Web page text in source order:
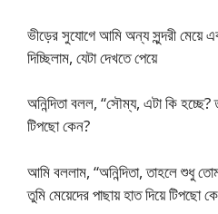
ভীড়ের সুযোগে আমি অন্য সুন্দরী মেয়ে
দিচ্ছিলাম, যেটা দেখতে পেয়ে
অনিন্দিতা বলল, “সৌম্য, এটা কি হচ্ছে?
টিপছো কেন?
আমি বললাম, “অনিন্দিতা, তাহলে শুধু
তুমি মেয়েদের পাছায় হাত দিয়ে টিপছো